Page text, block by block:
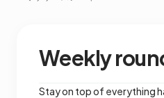
Weekly
Stay on top of everything